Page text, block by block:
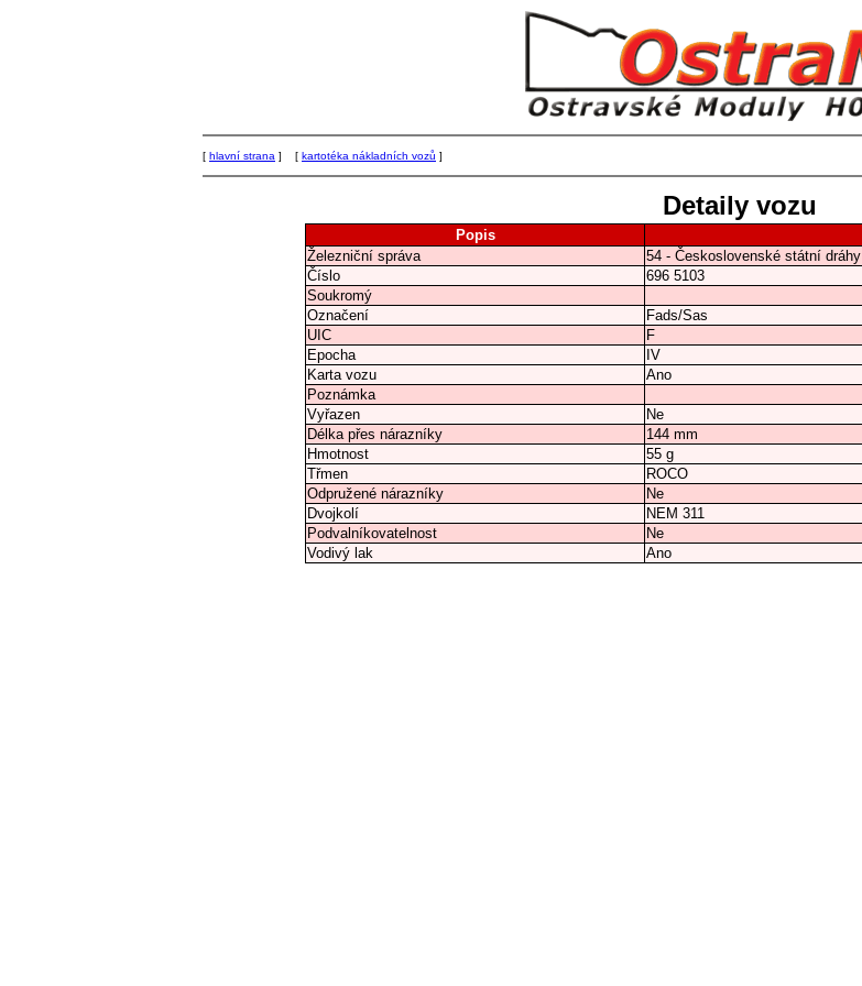
[ hlavní strana ] [ kartotéka nákladních vozů ]
Detaily vozu
Popis
Železniční správa
54 - Československé státní dráhy
Číslo
696 5103
Soukromý
Označení
Fads/Sas
UIC
F
Epocha
IV
Karta vozu
Ano
Poznámka
Vyřazen
Ne
Délka přes nárazníky
144 mm
Hmotnost
55 g
Třmen
ROCO
Odpružené nárazníky
Ne
Dvojkolí
NEM 311
Podvalníkovatelnost
Ne
Vodivý lak
Ano